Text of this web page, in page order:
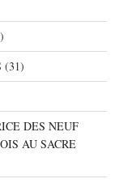
(31)
DES NEUF
AU SACRE